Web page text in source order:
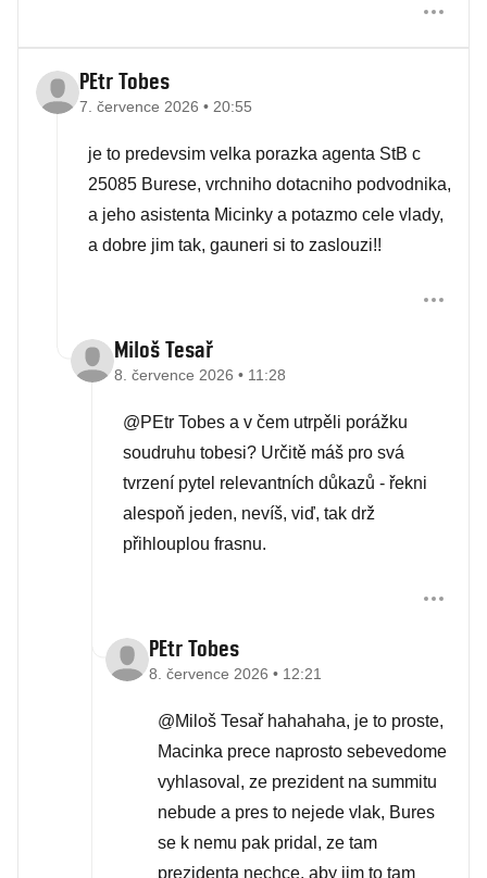
PEtr Tobes
7. července 2026 • 20:55
je to predevsim velka porazka agenta StB c
25085 Burese, vrchniho dotacniho podvodnika,
a jeho asistenta Micinky a potazmo cele vlady,
a dobre jim tak, gauneri si to zaslouzi!!
Miloš Tesař
8. července 2026 • 11:28
@PEtr Tobes a v čem utrpěli porážku
soudruhu tobesi? Určitě máš pro svá
tvrzení pytel relevantních důkazů - řekni
alespoň jeden, nevíš, viď, tak drž
přihlouplou frasnu.
PEtr Tobes
8. července 2026 • 12:21
@Miloš Tesař hahahaha, je to proste,
Macinka prece naprosto sebevedome
vyhlasoval, ze prezident na summitu
nebude a pres to nejede vlak, Bures
se k nemu pak pridal, ze tam
prezidenta nechce, aby jim to tam